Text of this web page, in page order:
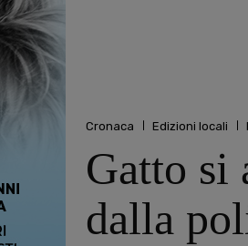
Cronaca Edizioni locali
Gatto si
dalla